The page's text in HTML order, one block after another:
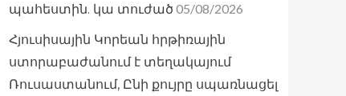
պահեստին. կա տուժած 05/08/2026
Հյուսիսային Կորեան հրթիռային
ստորաբաժանում է տեղակայում
Ռուսաստանում, Ընի քույրը սպառնացել